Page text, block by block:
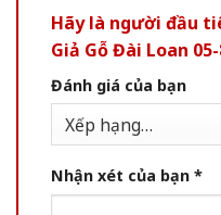
Hãy là người đầu
Giả Gỗ Đài Loan 05-
Đánh giá của bạn
Nhận xét của bạn *